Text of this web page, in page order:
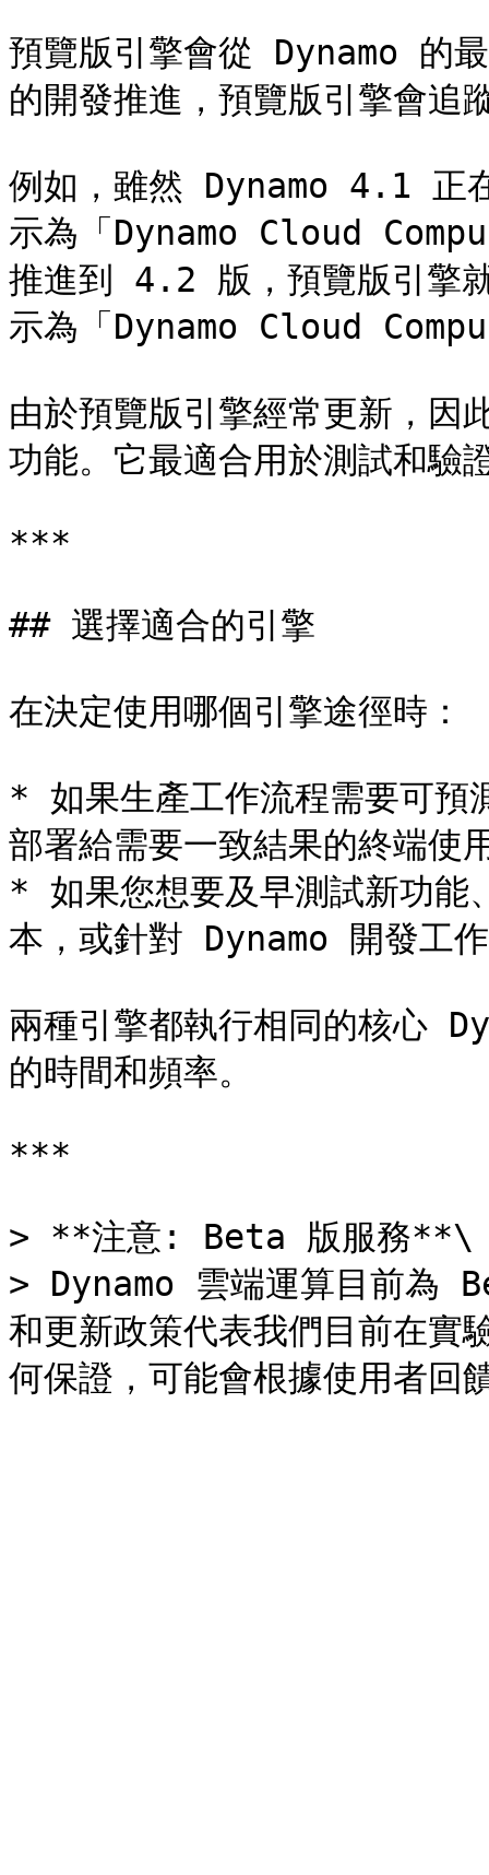
預覽版引擎會從 Dynamo 的
的開發推進，預覽版引擎會追
例如，雖然 Dynamo 4.1 正
示為「Dynamo Cloud
推進到 4.2 版，預覽版引擎
示為「Dynamo Cloud
由於預覽版引擎經常更新，因
功能。它最適合用於測試和驗
***
## 選擇適合的引擎
在決定使用哪個引擎途徑時：
* 如果生產工作流程需要可預
部署給需要一致結果的終端
* 如果您想要及早測試新功能
本，或針對 Dynamo 開發工
兩種引擎都執行相同的核心
的時間和頻率。
***
> **注意: Beta 版服務**\
> Dynamo 雲端運算目前為
和更新政策代表我們目前在實